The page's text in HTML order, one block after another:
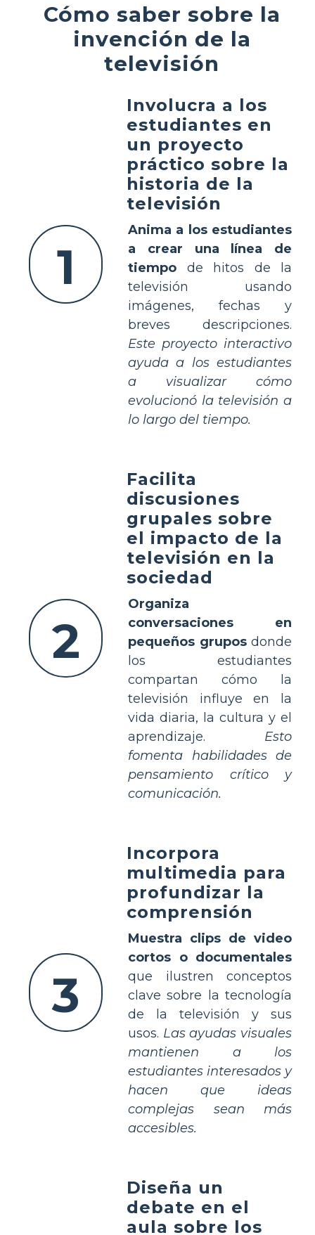
Cómo saber sobre la
invención de la
televisión
1
Involucra a los
estudiantes en
un proyecto
práctico sobre la
historia de la
televisión
Anima a los estudiantes
a crear una línea de
tiempo de hitos de la
televisión usando
imágenes, fechas y
breves descripciones.
Este proyecto interactivo
ayuda a los estudiantes
a visualizar cómo
evolucionó la televisión a
lo largo del tiempo.
2
Facilita
discusiones
grupales sobre
el impacto de la
televisión en la
sociedad
Organiza
conversaciones en
pequeños gruposdonde
los estudiantes
compartan cómo la
televisión influye en la
vida diaria, la cultura y el
aprendizaje. Esto
fomenta habilidades de
pensamiento crítico y
comunicación.
3
Incorpora
multimedia para
profundizar la
comprensión
Muestra clips de video
cortos o documentales
que ilustren conceptos
clave sobre la tecnología
de la televisión y sus
usos. Las ayudas visuales
mantienen a los
estudiantes interesados y
hacen que ideas
complejas sean más
accesibles.
Diseña un
debate en el
aula sobre los